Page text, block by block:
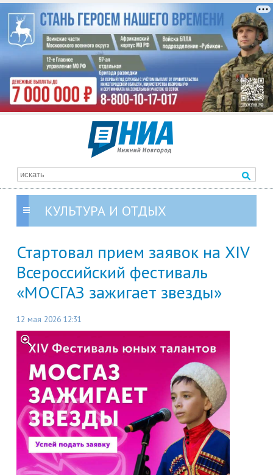
КУЛЬТУРА И ОТДЫХ
Стартовал прием заявок на XIV
Всероссийский фестиваль
«МОСГАЗ зажигает звезды»
12 мая 2026 12:31